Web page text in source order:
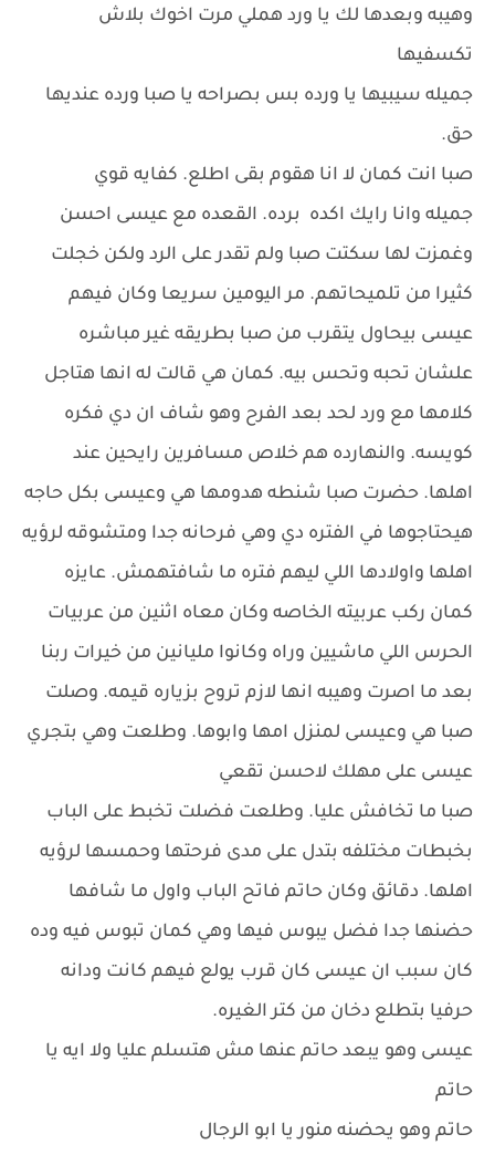
وهيبه وبعدها لك يا ورد هملي مرت اخوك بلاش
تكسفيها
جميله سيبيها يا ورده بس بصراحه يا صبا ورده عنديها
حق.
صبا انت كمان لا انا هقوم بقى اطلع. كفايه قوي
جميله وانا رايك اكده برده. القعده مع عيسى احسن
وغمزت لها سكتت صبا ولم تقدر على الرد ولكن خجلت
كثيرا من تلميحاتهم. مر اليومين سريعا وكان فيهم
عيسى بيحاول يتقرب من صبا بطريقه غير مباشره
علشان تحبه وتحس بيه. كمان هي قالت له انها هتاجل
كلامها مع ورد لحد بعد الفرح وهو شاف ان دي فكره
كويسه. والنهارده هم خلاص مسافرين رايحين عند
اهلها. حضرت صبا شنطه هدومها هي وعيسى بكل حاجه
هيحتاجوها في الفتره دي وهي فرحانه جدا ومتشوقه لرؤيه
اهلها واولادها اللي ليهم فتره ما شافتهمش. عايزه
كمان ركب عربيته الخاصه وكان معاه اثنين من عربيات
الحرس اللي ماشيين وراه وكانوا مليانين من خيرات ربنا
بعد ما اصرت وهيبه انها لازم تروح بزياره قيمه. وصلت
صبا هي وعيسى لمنزل امها وابوها. وطلعت وهي بتجري
عيسى على مهلك لاحسن تقعي
صبا ما تخافش عليا. وطلعت فضلت تخبط على الباب
بخبطات مختلفه بتدل على مدى فرحتها وحمسها لرؤيه
اهلها. دقائق وكان حاتم فاتح الباب واول ما شافها
حضنها جدا فضل يبوس فيها وهي كمان تبوس فيه وده
كان سبب ان عيسى كان قرب يولع فيهم كانت ودانه
حرفيا بتطلع دخان من كتر الغيره.
عيسى وهو يبعد حاتم عنها مش هتسلم عليا ولا ايه يا
حاتم
حاتم وهو يحضنه منور يا ابو الرجال